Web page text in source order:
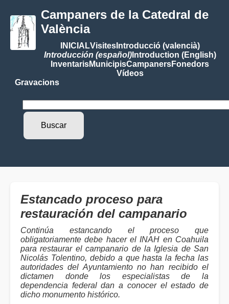
Campaners de la Catedral de
València
INICIALVisitesIntroducció (valencià)
Introducción (español)Introduction (English)
InventarisMunicipisCampanersFonedors
Vídeos
Gravacions
Estancado proceso para
restauración del campanario
Continúa estancando el proceso que
obligatoriamente debe hacer el INAH en Coahuila
para restaurar el campanario de la Iglesia de San
Nicolás Tolentino, debido a que hasta la fecha las
autoridades del Ayuntamiento no han recibido el
dictamen donde los especialistas de la
dependencia federal dan a conocer el estado de
dicho monumento histórico.